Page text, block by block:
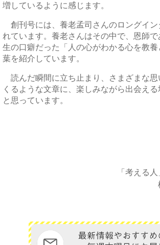
増しているように感じます。
創刊号には、養老孟司さんのロングイン
れています。養老さんはその中で、恩師
生の口癖だった「人の心がわかる心を教
葉を紹介しています。
読んだ瞬間に立ち止まり、さまざまな思
くるような文章に、楽しみながら出会え
と思っています。
「考える